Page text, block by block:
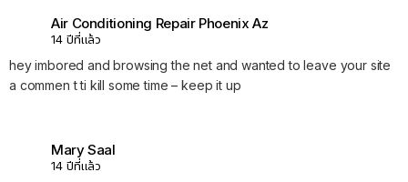
Air Conditioning Repair Phoenix Az
14 ปีที่แล้ว
hey imbored and browsing the net and wanted to leave your site
a commen t ti kill some time – keep it up
Mary Saal
14 ปีที่แล้ว